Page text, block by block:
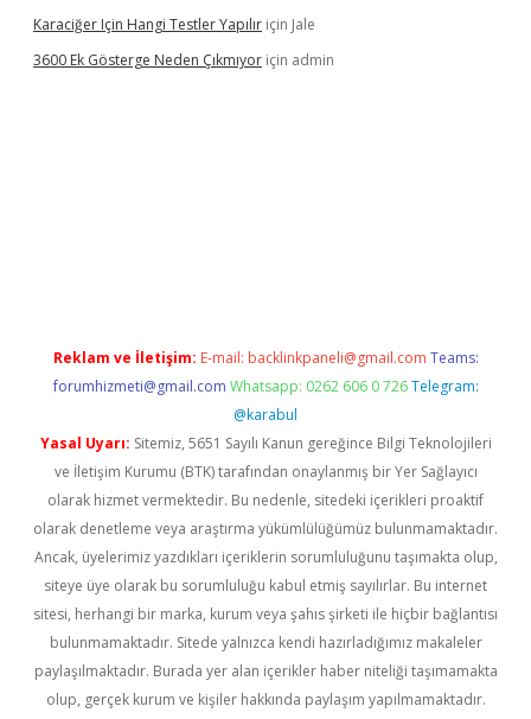
Karaciğer Için Hangi Testler Yapılır için Jale
3600 Ek Gösterge Neden Çıkmıyor için admin
Reklam ve İletişim: E-mail: backlinkpaneli@gmail.com Teams:
forumhizmeti@gmail.com Whatsapp: 0262 606 0 726 Telegram:
@karabul
Yasal Uyarı: Sitemiz, 5651 Sayılı Kanun gereğince Bilgi Teknolojileri
ve İletişim Kurumu (BTK) tarafından onaylanmış bir Yer Sağlayıcı
olarak hizmet vermektedir. Bu nedenle, sitedeki içerikleri proaktif
olarak denetleme veya araştırma yükümlülüğümüz bulunmamaktadır.
Ancak, üyelerimiz yazdıkları içeriklerin sorumluluğunu taşımakta olup,
siteye üye olarak bu sorumluluğu kabul etmiş sayılırlar. Bu internet
sitesi, herhangi bir marka, kurum veya şahıs şirketi ile hiçbir bağlantısı
bulunmamaktadır. Sitede yalnızca kendi hazırladığımız makaleler
paylaşılmaktadır. Burada yer alan içerikler haber niteliği taşımamakta
olup, gerçek kurum ve kişiler hakkında paylaşım yapılmamaktadır.